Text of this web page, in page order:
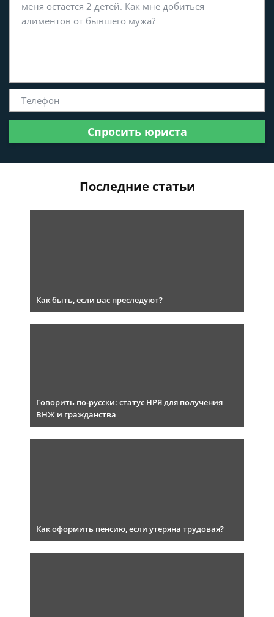
Спросить юриста
Последние статьи
Как быть, если вас преследуют?
Говорить по-русски: статус НРЯ для получения
ВНЖ и гражданства
Как оформить пенсию, если утеряна трудовая?